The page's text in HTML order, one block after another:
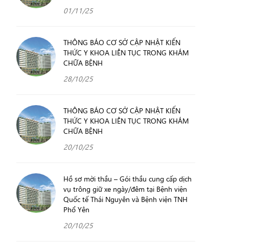
01/11/25
THÔNG BÁO CƠ SỞ CẬP NHẬT KIẾN
THỨC Y KHOA LIÊN TỤC TRONG KHÁM
CHỮA BỆNH
28/10/25
THÔNG BÁO CƠ SỞ CẬP NHẬT KIẾN
THỨC Y KHOA LIÊN TỤC TRONG KHÁM
CHỮA BỆNH
20/10/25
Hồ sơ mời thầu – Gói thầu cung cấp dịch
vụ trông giữ xe ngày/đêm tại Bệnh viện
Quốc tế Thái Nguyên và Bệnh viện TNH
Phổ Yên
20/10/25